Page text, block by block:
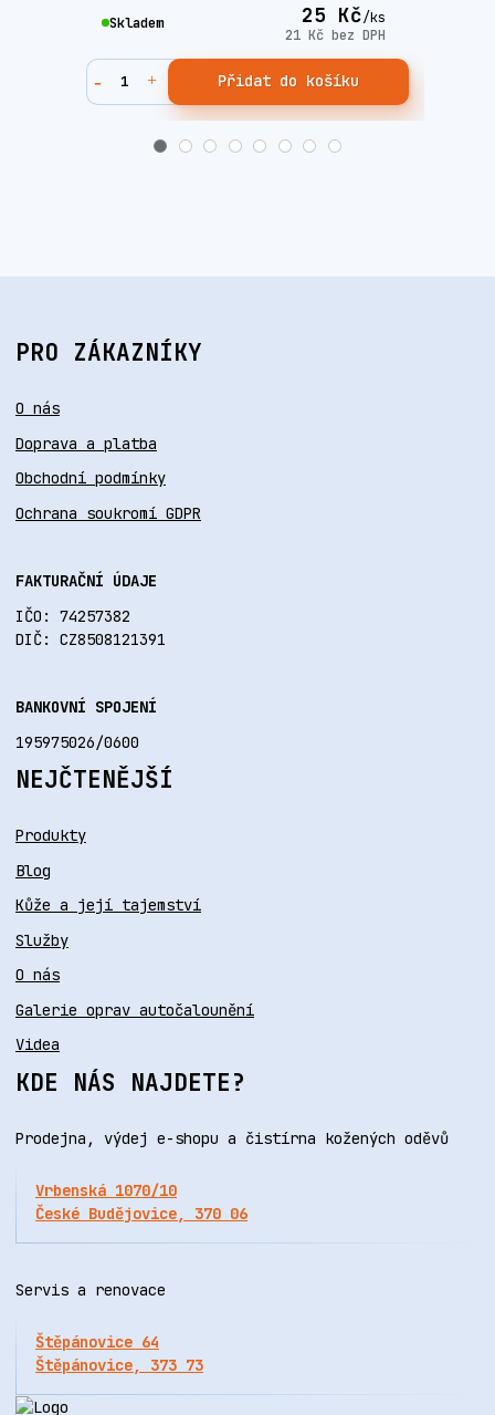
25 Kč/ks
21 Kč bez DPH
Skladem
Přidat do košíku
PRO ZÁKAZNÍKY
O nás
Doprava a platba
Obchodní podmínky
Ochrana soukromí GDPR
FAKTURAČNÍ ÚDAJE
IČO: 74257382
DIČ: CZ8508121391
BANKOVNÍ SPOJENÍ
195975026/0600
NEJČTENĚJŠÍ
Produkty
Blog
Kůže a její tajemství
Služby
O nás
Galerie oprav autočalounění
Videa
KDE NÁS NAJDETE?
Prodejna, výdej e-shopu a čistírna kožených oděvů
Vrbenská 1070/10
České Budějovice, 370 06
Servis a renovace
Štěpánovice 64
Štěpánovice, 373 73